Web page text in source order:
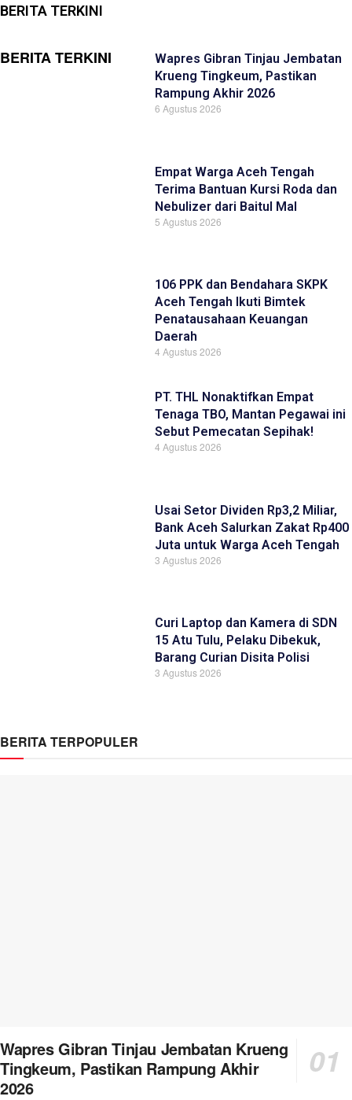
BERITA TERKINI
BERITA TERKINI
Wapres Gibran Tinjau Jembatan
Krueng Tingkeum, Pastikan
Rampung Akhir 2026
6 Agustus 2026
Empat Warga Aceh Tengah
Terima Bantuan Kursi Roda dan
Nebulizer dari Baitul Mal
5 Agustus 2026
106 PPK dan Bendahara SKPK
Aceh Tengah Ikuti Bimtek
Penatausahaan Keuangan
Daerah
4 Agustus 2026
PT. THL Nonaktifkan Empat
Tenaga TBO, Mantan Pegawai ini
Sebut Pemecatan Sepihak!
4 Agustus 2026
Usai Setor Dividen Rp3,2 Miliar,
Bank Aceh Salurkan Zakat Rp400
Juta untuk Warga Aceh Tengah
3 Agustus 2026
Curi Laptop dan Kamera di SDN
15 Atu Tulu, Pelaku Dibekuk,
Barang Curian Disita Polisi
3 Agustus 2026
BERITA TERPOPULER
Wapres Gibran Tinjau Jembatan Krueng
Tingkeum, Pastikan Rampung Akhir
2026